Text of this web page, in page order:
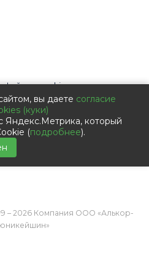
файлов cookies
с помощью сервиса
персональных данных
данных
– 2026 Компания ООО «Алькор-
вы даете согласие
(куки)
Яндекс.Метрика, который
(подробнее).